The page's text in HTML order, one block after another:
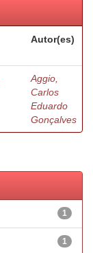
Autor(es)
Aggio,
Carlos
Eduardo
Gonçalves
1
1